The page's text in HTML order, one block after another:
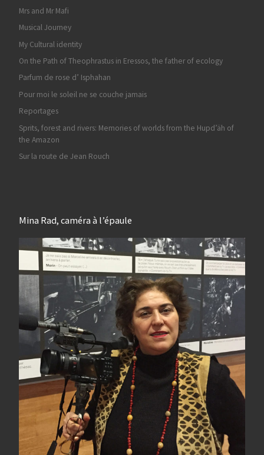
Mrs and Mr Mafi
Musical Journey
My Cultural identity
On the Path of Theophrastus in Eressos, the father of ecology
Parfum de rose d’ Isphahan
Pour moi le soleil ne se couche jamais
Reportages
Sprits, forest and rivers: Memories of worlds from the Hupd’äh of
the Amazon
Sur la route de Jean Rouch
Mina Rad, caméra à l’épaule